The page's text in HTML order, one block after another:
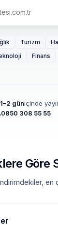
Turizm
Finans
1–2 güniçinde
0850 308 55 55
Göre
en